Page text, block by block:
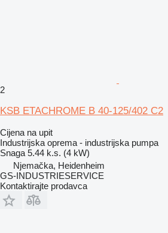
2
KSB ETACHROME B 40-125/402 C2
Cijena na upit
Industrijska oprema - industrijska pumpa
Snaga 5.44 k.s. (4 kW)
Njemačka, Heidenheim
GS-INDUSTRIESERVICE
Kontaktirajte prodavca